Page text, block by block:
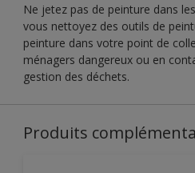
Ne jetez pas de peinture dans
vous nettoyez des outils de
peinture dans votre point de
ménagers dangereux ou en
gestion des déchets.
Produits